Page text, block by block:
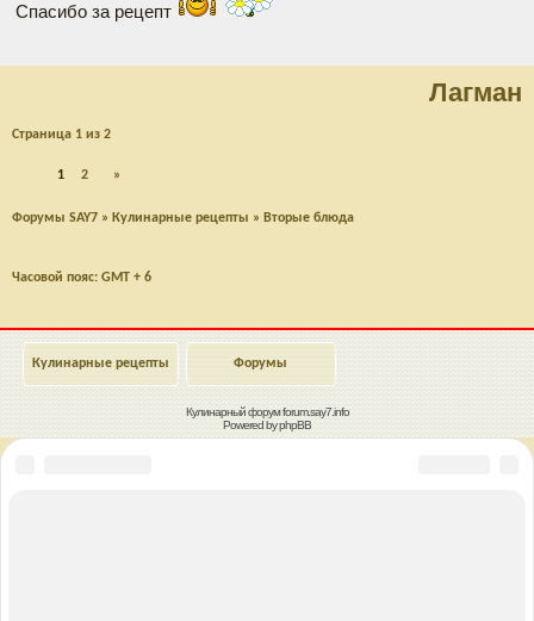
Спасибо за рецепт
Лагман
Страница 1 из 2
1 2 »
Форумы SAY7 » Кулинарные рецепты » Вторые блюда
Часовой пояс: GMT + 6
Кулинарные рецепты Форумы
Кулинарный форумforum.say7.info
Powered byphpBB